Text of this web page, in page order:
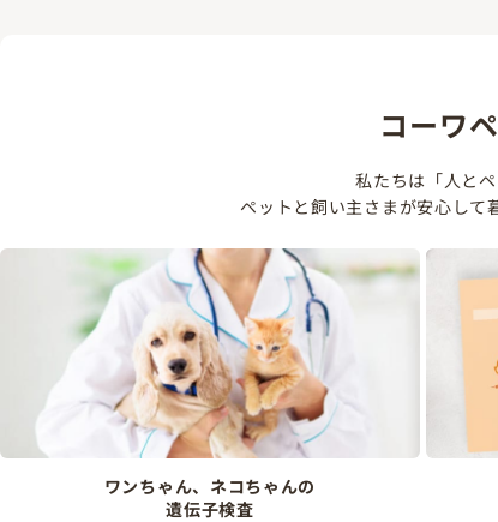
コーワ
私たちは「人と
ペットと飼い主さまが安心して
ワンちゃん、ネコちゃんの
遺伝子検査